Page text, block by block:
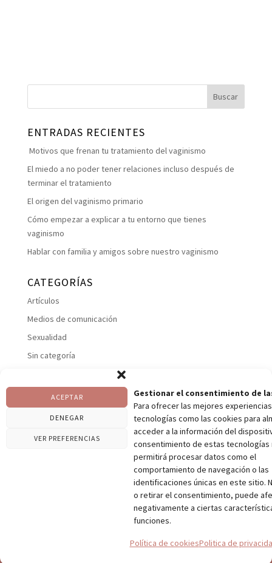
Gestionar el consentimiento de
Para ofrecer las mejores
tecnologías como las cookies para
acceder a la información del
consentimiento de estas tecnologías
permitirá procesar datos como el
comportamiento de navegación o las
identificaciones únicas en este sitio.
o retirar el consentimiento, puede
negativamente a ciertas
funciones.
ACEPTAR
DENEGAR
VER PREFERENCIAS
Política de cookiesPolitica de
ENTRADAS RECIENTES
Motivos que frenan tu tratamiento del vaginismo
El miedo a no poder tener relaciones incluso después de
terminar el tratamiento
El origen del vaginismo primario
Cómo empezar a explicar a tu entorno que tienes
vaginismo
Hablar con familia y amigos sobre nuestro vaginismo
CATEGORÍAS
Artículos
Medios de comunicación
Sexualidad
Sin categoría
Uncategorized
Politica de privacidad
Contacto
Pelvic Garden – El Blog
Aina Llobet